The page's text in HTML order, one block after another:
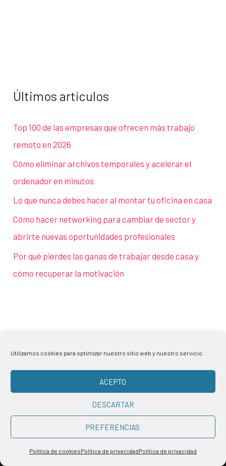
Utilizamos cookies para optimizar nuestro sitio web y nuestro servicio.
ACEPTO
DESCARTAR
PREFERENCIAS
Política de cookiesPolítica de privacidadPolítica de privacidad
Últimos artículos
Top 100 de las empresas que ofrecen más trabajo
remoto en 2026
Cómo eliminar archivos temporales y acelerar el
ordenador en minutos
Lo que nunca debes hacer al montar tu oficina en casa
Cómo hacer networking para cambiar de sector y
abrirte nuevas oportunidades profesionales
Por qué pierdes las ganas de trabajar desde casa y
cómo recuperar la motivación
Política de privacidad
Política de cookies
Contacto